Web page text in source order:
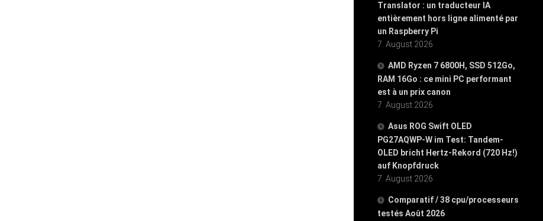
Translator : un traducteur IA
entièrement hors ligne alimenté par
un Raspberry Pi
7. August 2026
AMD Ryzen 7 6800H, SSD 512Go,
RAM 16Go : ce mini PC performant
est à un prix canon
7. August 2026
Asus ROG Swift OLED
PG27AQWP-W im Test: Tandem-
OLED bricht Hertz-Rekord (720 Hz!)
auf Knopfdruck
7. August 2026
Comparatif / 38 cpu/processeurs
testés Août 2026